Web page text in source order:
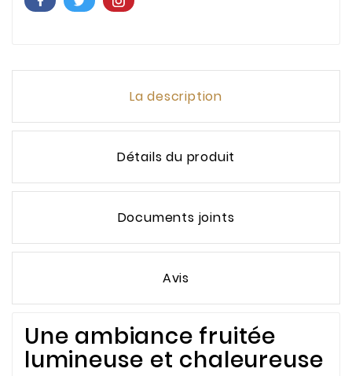
La description
Détails du produit
Documents joints
Avis
Une ambiance fruitée
lumineuse et chaleureuse